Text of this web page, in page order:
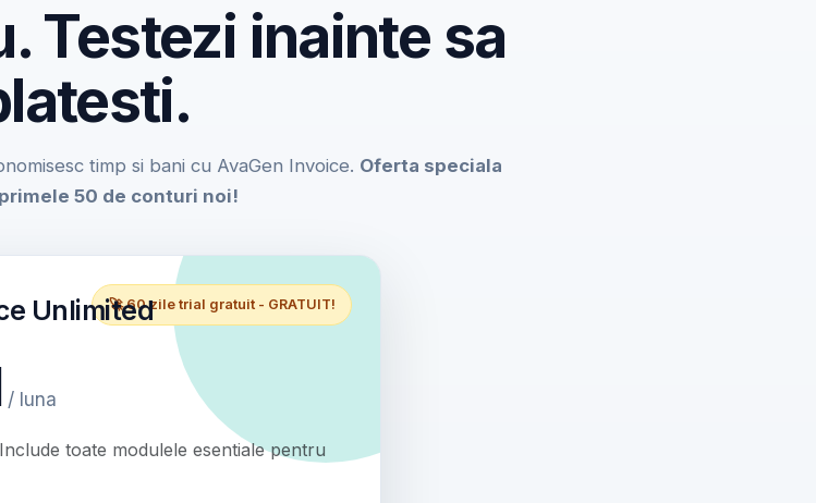
Testezi inainte sa
timp si bani cu AvaGen Invoice. Oferta speciala
50 de conturi noi!
🚀 60 zile trial gratuit - GRATUIT!
Unlimited
/ luna
toate modulele esentiale pentru